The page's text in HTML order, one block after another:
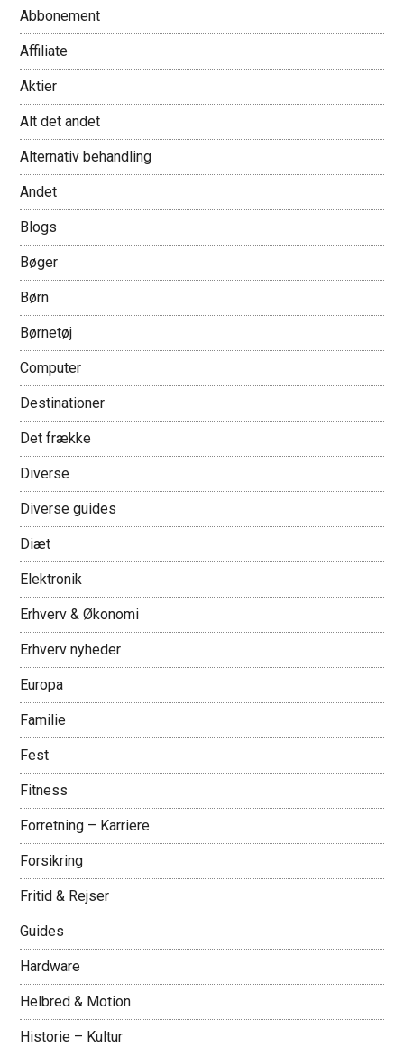
Abbonement
Affiliate
Aktier
Alt det andet
Alternativ behandling
Andet
Blogs
Bøger
Børn
Børnetøj
Computer
Destinationer
Det frække
Diverse
Diverse guides
Diæt
Elektronik
Erhverv & Økonomi
Erhverv nyheder
Europa
Familie
Fest
Fitness
Forretning – Karriere
Forsikring
Fritid & Rejser
Guides
Hardware
Helbred & Motion
Historie – Kultur